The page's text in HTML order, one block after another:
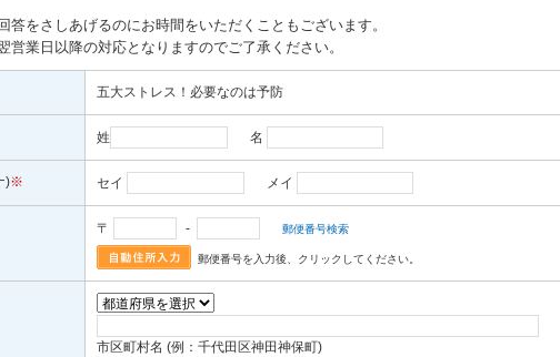
答をさしあげるのにお時間をいただくこともございます。
営業日以降の対応となりますのでご了承ください。
五大ストレス！必要なのは予防
姓 名
)※ セイ メイ
〒 - 郵便番号検索
郵便番号を入力後、クリックしてください。
市区町村名 (例：千代田区神田神保町)